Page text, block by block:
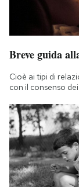
Breve guida
Cioè ai tipi di
con il consenso